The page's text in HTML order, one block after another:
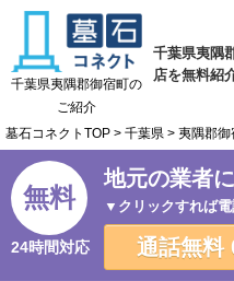
千葉県夷隅
店を無料紹
千葉県夷隅郡御宿町の
ご紹介
墓石コネクトTOP > 千葉県 > 夷隅郡御
無料
24時間対応
地元の業者
▼クリックすれば
通話無料